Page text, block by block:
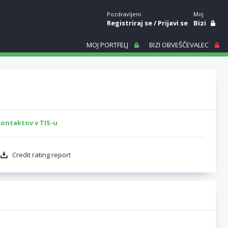
Pozdravljeni.
Registriraj se/Prijavi se
Moj
Bizi
MOJ PORTFELJ BIZI OBVEŠČEVALEC
v TIS-u
Credit rating report